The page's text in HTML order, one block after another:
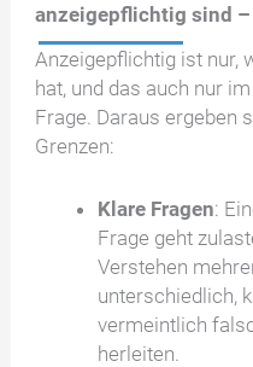
anzeigepflichtig sind
Anzeigepflichtig ist nur,
hat, und das auch nur
Frage. Daraus ergeben
Grenzen:
Klare Fragen:
Frage geht
Verstehen
unterschiedlich,
vermeintlich
herleiten.